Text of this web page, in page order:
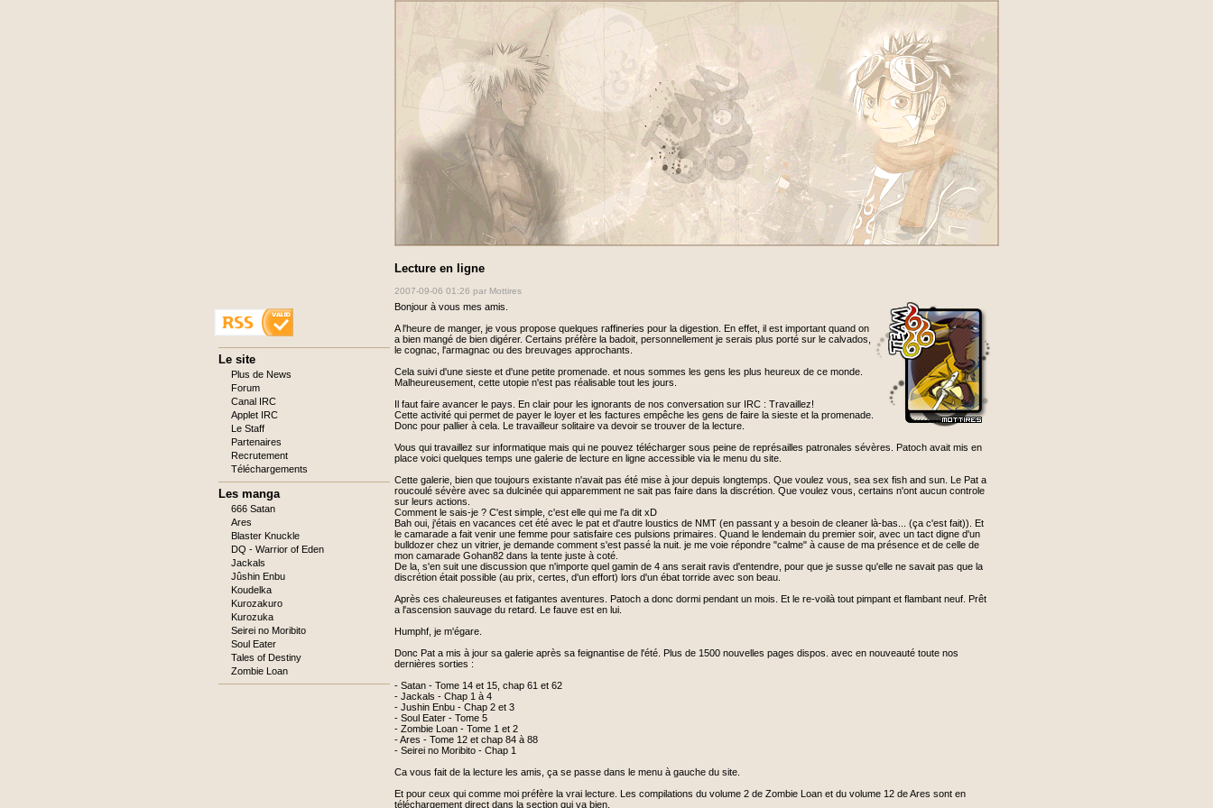
Lecture en ligne
2007-09-06 01:26 par Mottires
Bonjour à vous mes amis.
A l'heure de manger, je vous propose quelques raffineries pour la digestion. En effet, il est important quand on
a bien mangé de bien digérer. Certains préfère la badoit, personnellement je serais plus porté sur le calvados,
le cognac, l'armagnac ou des breuvages approchants.
Cela suivi d'une sieste et d'une petite promenade. et nous sommes les gens les plus heureux de ce monde.
Malheureusement, cette utopie n'est pas réalisable tout les jours.
Il faut faire avancer le pays. En clair pour les ignorants de nos conversation sur IRC : Travaillez!
Cette activité qui permet de payer le loyer et les factures empêche les gens de faire la sieste et la promenade.
Donc pour pallier à cela. Le travailleur solitaire va devoir se trouver de la lecture.
Vous qui travaillez sur informatique mais qui ne pouvez télécharger sous peine de représailles patronales sévères. Patoch avait mis en
place voici quelques temps une galerie de lecture en ligne accessible via le menu du site.
Cette galerie, bien que toujours existante n'avait pas été mise à jour depuis longtemps. Que voulez vous, sea sex fish and sun. Le Pat a
roucoulé sévère avec sa dulcinée qui apparemment ne sait pas faire dans la discrétion. Que voulez vous, certains n'ont aucun controle
sur leurs actions.
Comment le sais-je ? C'est simple, c'est elle qui me l'a dit xD
Bah oui, j'étais en vacances cet été avec le pat et d'autre loustics de NMT (en passant y a besoin de cleaner là-bas... (ça c'est fait)). Et
le camarade a fait venir une femme pour satisfaire ces pulsions primaires. Quand le lendemain du premier soir, avec un tact digne d'un
bulldozer chez un vitrier, je demande comment s'est passé la nuit. je me voie répondre "calme" à cause de ma présence et de celle de
mon camarade Gohan82 dans la tente juste à coté.
De la, s'en suit une discussion que n'importe quel gamin de 4 ans serait ravis d'entendre, pour que je susse qu'elle ne savait pas que la
discrétion était possible (au prix, certes, d'un effort) lors d'un ébat torride avec son beau.
Après ces chaleureuses et fatigantes aventures. Patoch a donc dormi pendant un mois. Et le re-voilà tout pimpant et flambant neuf. Prêt
a l'ascension sauvage du retard. Le fauve est en lui.
Humphf, je m'égare.
Donc Pat a mis à jour sa galerie après sa feignantise de l'été. Plus de 1500 nouvelles pages dispos. avec en nouveauté toute nos
dernières sorties :
- Satan - Tome 14 et 15, chap 61 et 62
- Jackals - Chap 1 à 4
- Jushin Enbu - Chap 2 et 3
- Soul Eater - Tome 5
- Zombie Loan - Tome 1 et 2
- Ares - Tome 12 et chap 84 à 88
- Seirei no Moribito - Chap 1
Ca vous fait de la lecture les amis, ça se passe dans le menu à gauche du site.
Et pour ceux qui comme moi préfère la vrai lecture. Les compilations du volume 2 de Zombie Loan et du volume 12 de Ares sont en
téléchargement direct dans la section qui va bien.
Aller
au
contenu
Le site
Plus de News
Forum
Canal IRC
Applet IRC
Le Staff
Partenaires
Recrutement
Téléchargements
Les manga
666 Satan
Ares
Blaster Knuckle
DQ - Warrior of Eden
Jackals
Jûshin Enbu
Koudelka
Kurozakuro
Kurozuka
Seirei no Moribito
Soul Eater
Tales of Destiny
Zombie Loan